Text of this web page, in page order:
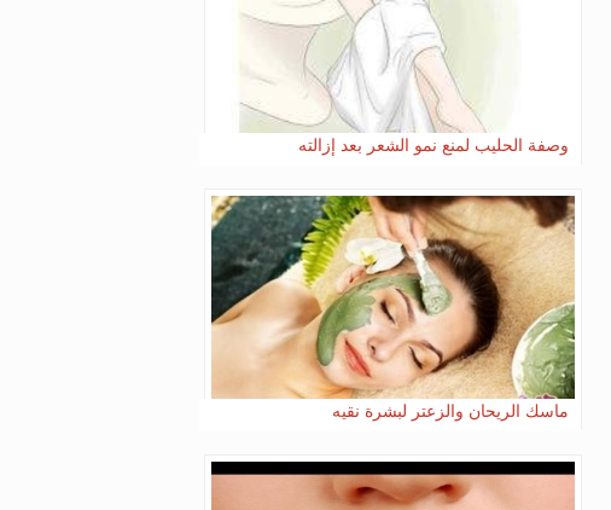
وصفة الحليب لمنع نمو الشعر بعد إزالته
ماسك الريحان والزعتر لبشرة نقيه